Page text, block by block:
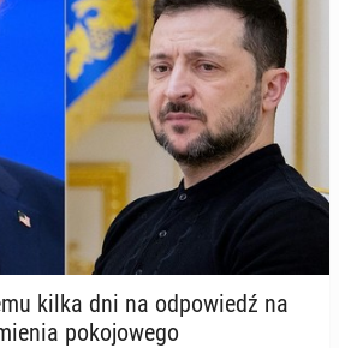
kilka dni na od­po­wiedź na
po­ko­jo­we­go